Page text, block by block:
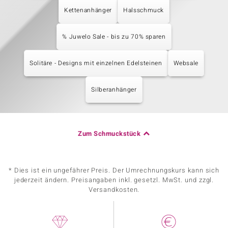
Kettenanhänger Halsschmuck
% Juwelo Sale - bis zu 70% sparen
Solitäre - Designs mit einzelnen Edelsteinen Websale
Silberanhänger
Zum Schmuckstück
* Dies ist ein ungefährer Preis. Der Umrechnungskurs kann sich
jederzeit ändern. Preisangaben inkl. gesetzl. MwSt. und zzgl.
Versandkosten.